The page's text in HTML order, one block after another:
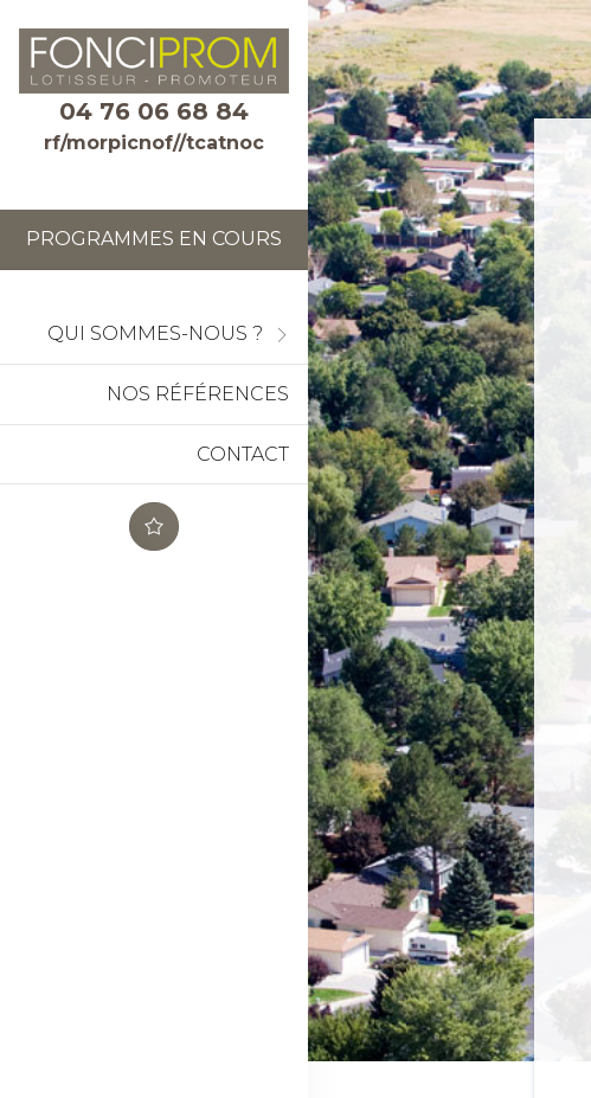
04 76 06 68 84
rf/morpicnof//tcatnoc
PROGRAMMES EN COURS
QUI SOMMES-NOUS ?
NOS RÉFÉRENCES
CONTACT